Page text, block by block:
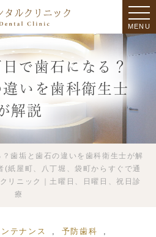
MENU
で歯石になる？
いを歯科衛生士
解説
歯垢と歯石の違いを歯科衛生士が解
(紙屋町、八丁堀、袋町からすぐで通
リニック｜土曜日、日曜日、祝日診
療
テナンス
予防歯科